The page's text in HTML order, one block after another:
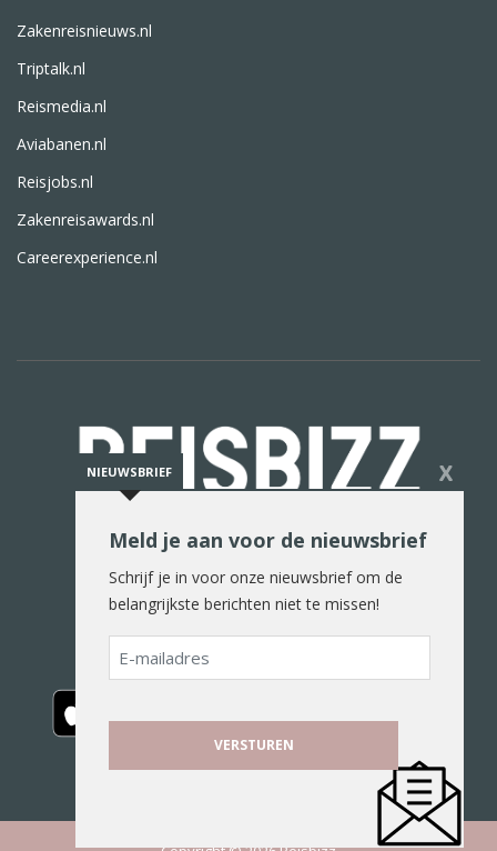
Zakenreisnieuws.nl
Triptalk.nl
Reismedia.nl
Aviabanen.nl
Reisjobs.nl
Zakenreisawards.nl
Careerexperience.nl
De reiswereld in woord en beeld
NIEUWSBRIEF X
Meld je aan voor de nieuwsbrief
Schrijf je in voor onze nieuwsbrief om de
belangrijkste berichten niet te missen!
E-
mailadres